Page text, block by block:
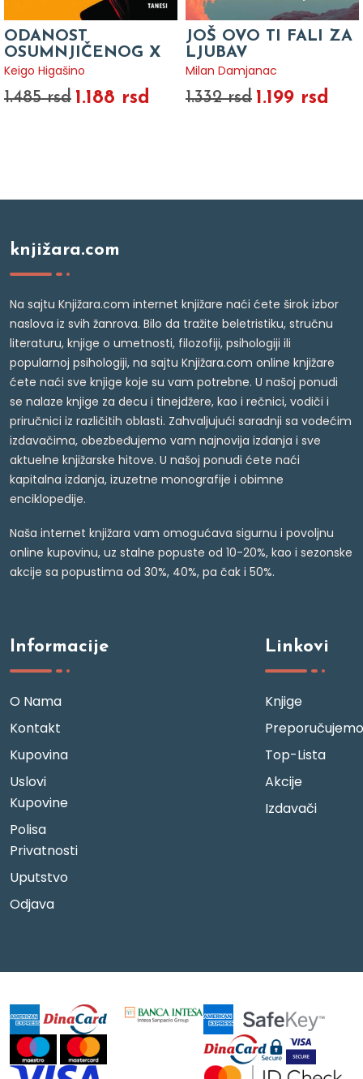
ODANOST
OSUMNJIČENOG X
Keigo Higašino
1.485 rsd 1.188 rsd
JOŠ OVO TI FALI ZA
LJUBAV
Milan Damjanac
1.332 rsd 1.199 rsd
knjižara.com
Na sajtu Knjižara.com internet knjižare naći ćete širok izbor
naslova iz svih žanrova. Bilo da tražite beletristiku, stručnu
literaturu, knjige o umetnosti, filozofiji, psihologiji ili
popularnoj psihologiji, na sajtu Knjižara.com online knjižare
ćete naći sve knjige koje su vam potrebne. U našoj ponudi
se nalaze knjige za decu i tinejdžere, kao i rečnici, vodiči i
priručnici iz različitih oblasti. Zahvaljujući saradnji sa vodećim
izdavačima, obezbeđujemo vam najnovija izdanja i sve
aktuelne knjižarske hitove. U našoj ponudi ćete naći
kapitalna izdanja, izuzetne monografije i obimne
enciklopedije.
Naša internet knjižara vam omogućava sigurnu i povoljnu
online kupovinu, uz stalne popuste od 10-20%, kao i sezonske
akcije sa popustima od 30%, 40%, pa čak i 50%.
Informacije
O Nama
Kontakt
Kupovina
Uslovi
Kupovine
Polisa
Privatnosti
Uputstvo
Odjava
Linkovi
Knjige
Preporučujemo
Top-Lista
Akcije
Izdavači